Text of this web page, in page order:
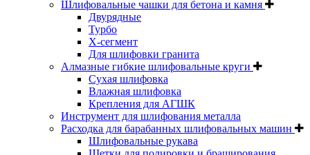
Шлифовальные чашки для бетона и камня
Двурядные
Турбо
Х-сегмент
Для шлифовки гранита
Алмазные гибкие шлифовальные круги
Cухая шлифовка
Влажная шлифовка
Крепления для АГШК
Инструмент для шлифования металла
Расходка для барабанных шлифовальных машин
Шлифовальные рукава